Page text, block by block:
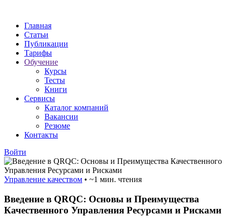
Главная
Статьи
Публикации
Тарифы
Обучение
Курсы
Тесты
Книги
Сервисы
Каталог компаний
Вакансии
Резюме
Контакты
Войти
Управление качеством • ~1 мин. чтения
Введение в QRQC: Основы и Преимущества
Качественного Управления Ресурсами и Рисками